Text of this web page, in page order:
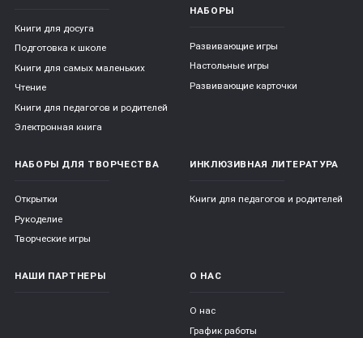
Книги для досуга
Подготовка к школе
Книги для самых маленьких
Чтение
Книги для педагогов и родителей
Электронная книга
НАБОРЫ
Развивающие игры
Настольные игры
Развивающие карточки
НАБОРЫ ДЛЯ ТВОРЧЕСТВА
Открытки
Рукоделие
Творческие игры
ИНКЛЮЗИВНАЯ ЛИТЕРАТУРА
Книги для педагогов и родителей
НАШИ ПАРТНЕРЫ О НАС
О нас
График работы